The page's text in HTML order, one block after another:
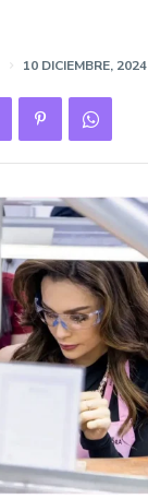
10 DICIEMBRE, 2024